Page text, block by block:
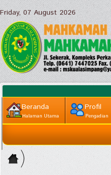
Friday, 07 August 2026
Beranda
Halaman Utama
Profil
Pengadian
Informasi
Home